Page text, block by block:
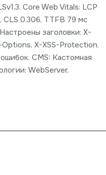
Core Web Vitals: LCP
CLS 0.306, TTFB 79 мс
заголовки: X-
X-XSS-Protection.
CMS: Кастомная
WebServer,